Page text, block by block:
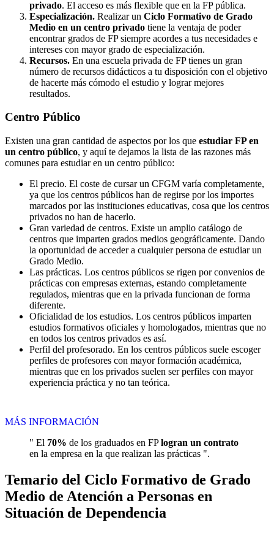
privado. El acceso es más flexible que en la FP pública.
Especialización. Realizar un Ciclo Formativo de Grado
Medio en un centro privado tiene la ventaja de poder
encontrar grados de FP siempre acordes a tus necesidades e
intereses con mayor grado de especialización.
Recursos. En una escuela privada de FP tienes un gran
número de recursos didácticos a tu disposición con el objetivo
de hacerte más cómodo el estudio y lograr mejores
resultados.
Centro Público
Existen una gran cantidad de aspectos por los que estudiar FP en
un centro público, y aquí te dejamos la lista de las razones más
comunes para estudiar en un centro público:
El precio. El coste de cursar un CFGM varía completamente,
ya que los centros públicos han de regirse por los importes
marcados por las instituciones educativas, cosa que los centros
privados no han de hacerlo.
Gran variedad de centros. Existe un amplio catálogo de
centros que imparten grados medios geográficamente. Dando
la oportunidad de acceder a cualquier persona de estudiar un
Grado Medio.
Las prácticas. Los centros públicos se rigen por convenios de
prácticas con empresas externas, estando completamente
regulados, mientras que en la privada funcionan de forma
diferente.
Oficialidad de los estudios. Los centros públicos imparten
estudios formativos oficiales y homologados, mientras que no
en todos los centros privados es así.
Perfil del profesorado. En los centros públicos suele escoger
perfiles de profesores con mayor formación académica,
mientras que en los privados suelen ser perfiles con mayor
experiencia práctica y no tan teórica.
MÁS INFORMACIÓN
" El 70% de los graduados en FPlogran un contrato
en la empresa en la que realizan las prácticas ".
Temario del Ciclo Formativo de Grado
Medio de Atención a Personas en
Situación de Dependencia